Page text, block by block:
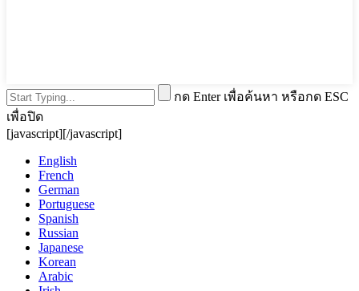
กด Enter เพื่อค้นหา หรือกด ESC
เพื่อปิด
[javascript][/javascript]
English
French
German
Portuguese
Spanish
Russian
Japanese
Korean
Arabic